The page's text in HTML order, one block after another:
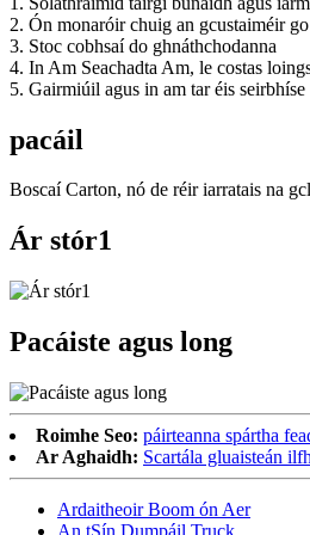
2. Ón monaróir chuig an gcustaiméir
3. Stoc cobhsaí do ghnáthchodanna
4. In Am Seachadta Am, le costas
5. Gairmiúil agus in am tar éis seirbhíse
pacáil
Boscaí Carton, nó de réir iarratais na
Ár stór1
Pacáiste agus long
Roimhe Seo: páirteanna spártha
Ar Aghaidh: Scartála gluaisteán
Ardaitheoir Boom ón Aer
An tSín Dumpáil Truck